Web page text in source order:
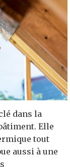
dans la
Elle
tout
aussi à une